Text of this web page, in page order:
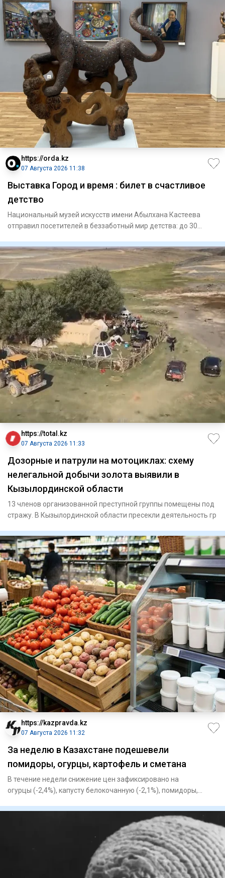
https://orda.kz
07 Августа 2026 11:38
Выставка Город и время : билет в счастливое
детство
Национальный музей искусств имени Абылхана Кастеева
отправил посетителей в беззаботный мир детства: до 30
https://total.kz
07 Августа 2026 11:33
Дозорные и патрули на мотоциклах: схему
нелегальной добычи золота выявили в
Кызылординской области
13 членов организованной преступной группы помещены под
стражу. В Кызылординской области пресекли деятельность гр
https://kazpravda.kz
07 Августа 2026 11:32
За неделю в Казахстане подешевели
помидоры, огурцы, картофель и сметана
В течение недели снижение цен зафиксировано на
огурцы (-2,4%), капусту белокочанную (-2,1%), помидоры,